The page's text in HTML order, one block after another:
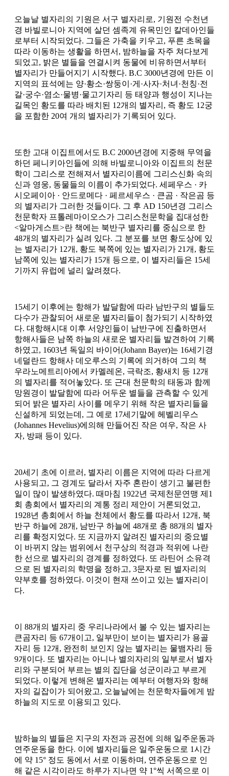
오늘날 별자리의 기원은 서구 별자리로, 기원전 수천년
경 바빌로니아 지역에 살던 셈족계 유목민인 칼데아인들
로부터 시작되었다. 그들은 가축을 키우고, 푸른 초목을
따라 이동하는 생활을 하면서, 밤하늘을 자주 쳐다보게
되었고, 밝은 별들을 연결시켜 동물에 비유하면서부터
별자리가 만들어지기 시작했다. B.C 3000년경에 만든 이
지역의 표석에는 양·황소·쌍둥이·게·사자·처녀·천칭·전
갈·궁수·염소·물병·물고기자리 등 태양과 행성이 지나는
길목인 황도를 따라 배치된 12개의 별자리, 즉 황도 12궁
을 포함한 20여 개의 별자리가 기록되어 있다.
또한 고대 이집트에서도 B.C 2000년경에 지중해 무역을
하던 페니키아인들에 의해 바빌로니아와 이집트의 천문
학이 그리스로 전해져서 별자리이름에 그리스신화 속의
신과 영웅, 동물들의 이름이 추가되었다. 세페우스 · 카
시오페이아 · 안드로메다 · 페르세우스 · 큰곰 · 작은곰 등
의 별자리가 그러한 것들이다. 그 후 AD 150년경 그리스
천문학자 프톨레마이오스가 그리스천문학을 집대성한
<알마게스트>란 책에는 북반구 별자리를 중심으로 한
48개의 별자리가 실려 있다. 그 분포를 보면 황도상에 있
는 별자리가 12개, 황도 북쪽에 있는 별자리가 21개, 황도
남쪽에 있는 별자리가 15개 등으로, 이 별자리들은 15세
기까지 유럽에 널리 알려졌다.
15세기 이후에는 항해가 발달함에 따라 남반구의 별들도
다수가 관찰되어 새로운 별자리들이 첨가되기 시작하였
다. 대항해시대 이후 서양인들이 남반구에 진출하면서
항해사들은 남쪽 하늘의 새로운 별자리들 발견하여 기록
하였고, 1603년 독일의 바이어(Johann Bayer)는 16세기경
네덜란드 항해사 데오루스의 기록에 의거하여 그의 책
우라노메트리아에서 카멜레온, 극락조, 황새치 등 12개
의 별자리를 적어놓았다. 또 근대 천문학의 태동과 함께
망원경이 발달함에 따라 어두운 별들을 관측할 수 있게
되어 밝은 별자리 사이를 메우기 위해 작은 별자리들을
신설하게 되었는데, 그 예로 17세기말에 헤벨리우스
(Johannes Hevelius)에의해 만들어진 작은 여우, 작은 사
자, 방패 등이 있다.
20세기 초에 이르러, 별자리 이름은 지역에 따라 다르게
사용되고, 그 경계도 달라서 자주 혼란이 생기고 불편한
일이 많이 발생하였다. 때마침 1922년 국제천문연맹 제1
회 총회에서 별자리의 계통 정리 제안이 거론되었고,
1928년 총회에서 하늘 천체에서 황도를 따라서 12개, 북
반구 하늘에 28개, 남반구 하늘에 48개로 총 88개의 별자
리를 확정지었다. 또 지금까지 알려진 별자리의 중요별
이 바뀌지 않는 범위에서 천구상의 적경과 적위에 나란
한 선으로 별자리의 경계를 정하였다. 또 라틴어 소유격
으로 된 별자리의 학명을 정하고, 3문자로 된 별자리의
약부호를 정하였다. 이것이 현재 쓰이고 있는 별자리이
다.
이 88개의 별자리 중 우리나라에서 볼 수 있는 별자리는
큰곰자리 등 67개이고, 일부만이 보이는 별자리가 용골
자리 등 12개, 완전히 보인지 않는 별자리는 물뱀자리 등
9개이다. 또 별자리는 아니나 별의자리의 일부로서 별자
리와 구분되어 부르는 별의 집단을 성군이라고 부르게
되었다. 이렇게 변해온 별자리는 예부터 여행자와 항해
자의 길잡이가 되어왔고, 오늘날에는 천문학자들에게 밤
하늘의 지도로 이용되고 있다.
밤하늘의 별들은 지구의 자전과 공전에 의해 일주운동과
연주운동을 한다. 이에 별자리들은 일주운동으로 1시간
에 약 15° 정도 동에서 서로 이동하며, 연주운동으로 인
해 같은 시각이라도 하루가 지나면 약 1°씩 서쪽으로 이